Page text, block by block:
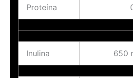
Proteína
Inulina 650